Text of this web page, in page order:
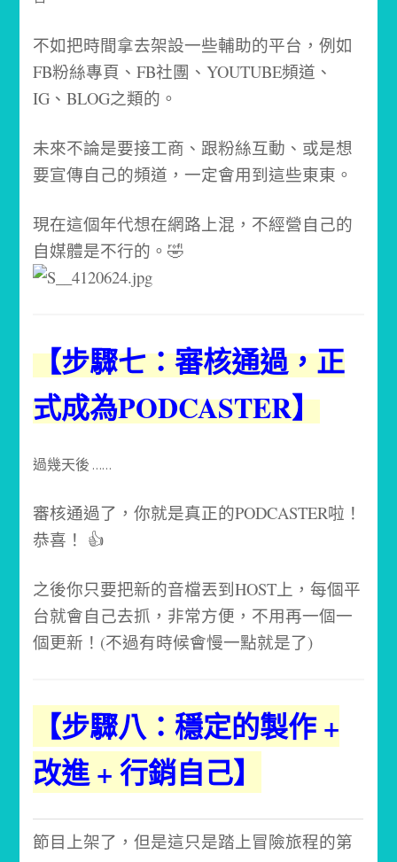
不如把時間拿去架設一些輔助的平台，例如
FB粉絲專頁、FB社團、YOUTUBE頻道、
IG、BLOG之類的。
未來不論是要接工商、跟粉絲互動、或是想
要宣傳自己的頻道，一定會用到這些東東。
現在這個年代想在網路上混，不經營自己的
自媒體是不行的。🤣
【步驟七：審核通過，正
式成為PODCASTER】
過幾天後 ……
審核通過了，你就是真正的PODCASTER啦！
恭喜！ 👍
之後你只要把新的音檔丟到HOST上，每個平
台就會自己去抓，非常方便，不用再一個一
個更新！ (不過有時候會慢一點就是了)
【步驟八：穩定的製作 +
改進 + 行銷自己】
節目上架了，但是這只是踏上冒險旅程的第